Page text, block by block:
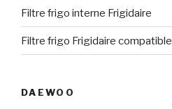
Filtre frigo interne Frigidaire
Filtre frigo Frigidaire compatible
DAEWOO